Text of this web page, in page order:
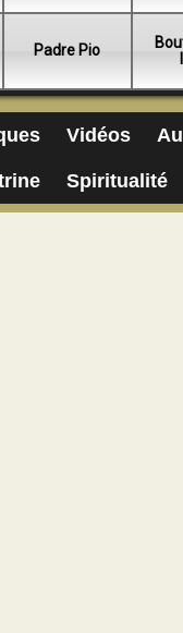
Padre Pio
Vidéos
Spiritualité